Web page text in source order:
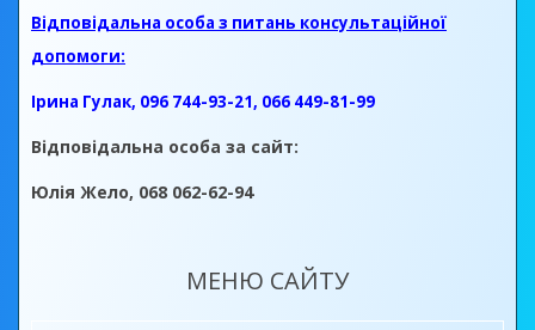
Відповідальна особа з питань консультаційної
допомоги:
Ірина Гулак, 096 744-93-21, 066 449-81-99
Відповідальна особа за сайт:
Юлія Жело, 068 062-62-94
МЕНЮ САЙТУ